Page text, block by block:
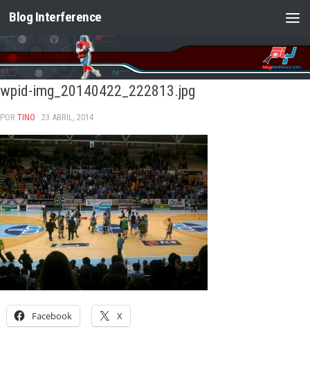
Saltar al contenido
Blog Interference
wpid-img_20140422_222813.jpg
POR TINO · 23 ABRIL, 2014
Facebook X